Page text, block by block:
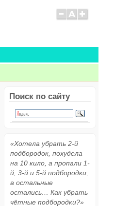
Поиск по сайту
«Хотела убрать 2-й
подбородок, похудела
на 10 кило, а пропали 1-
й, 3-й и 5-й подбородки,
а остальные
остались… Как убрать
чётные подбородки?»